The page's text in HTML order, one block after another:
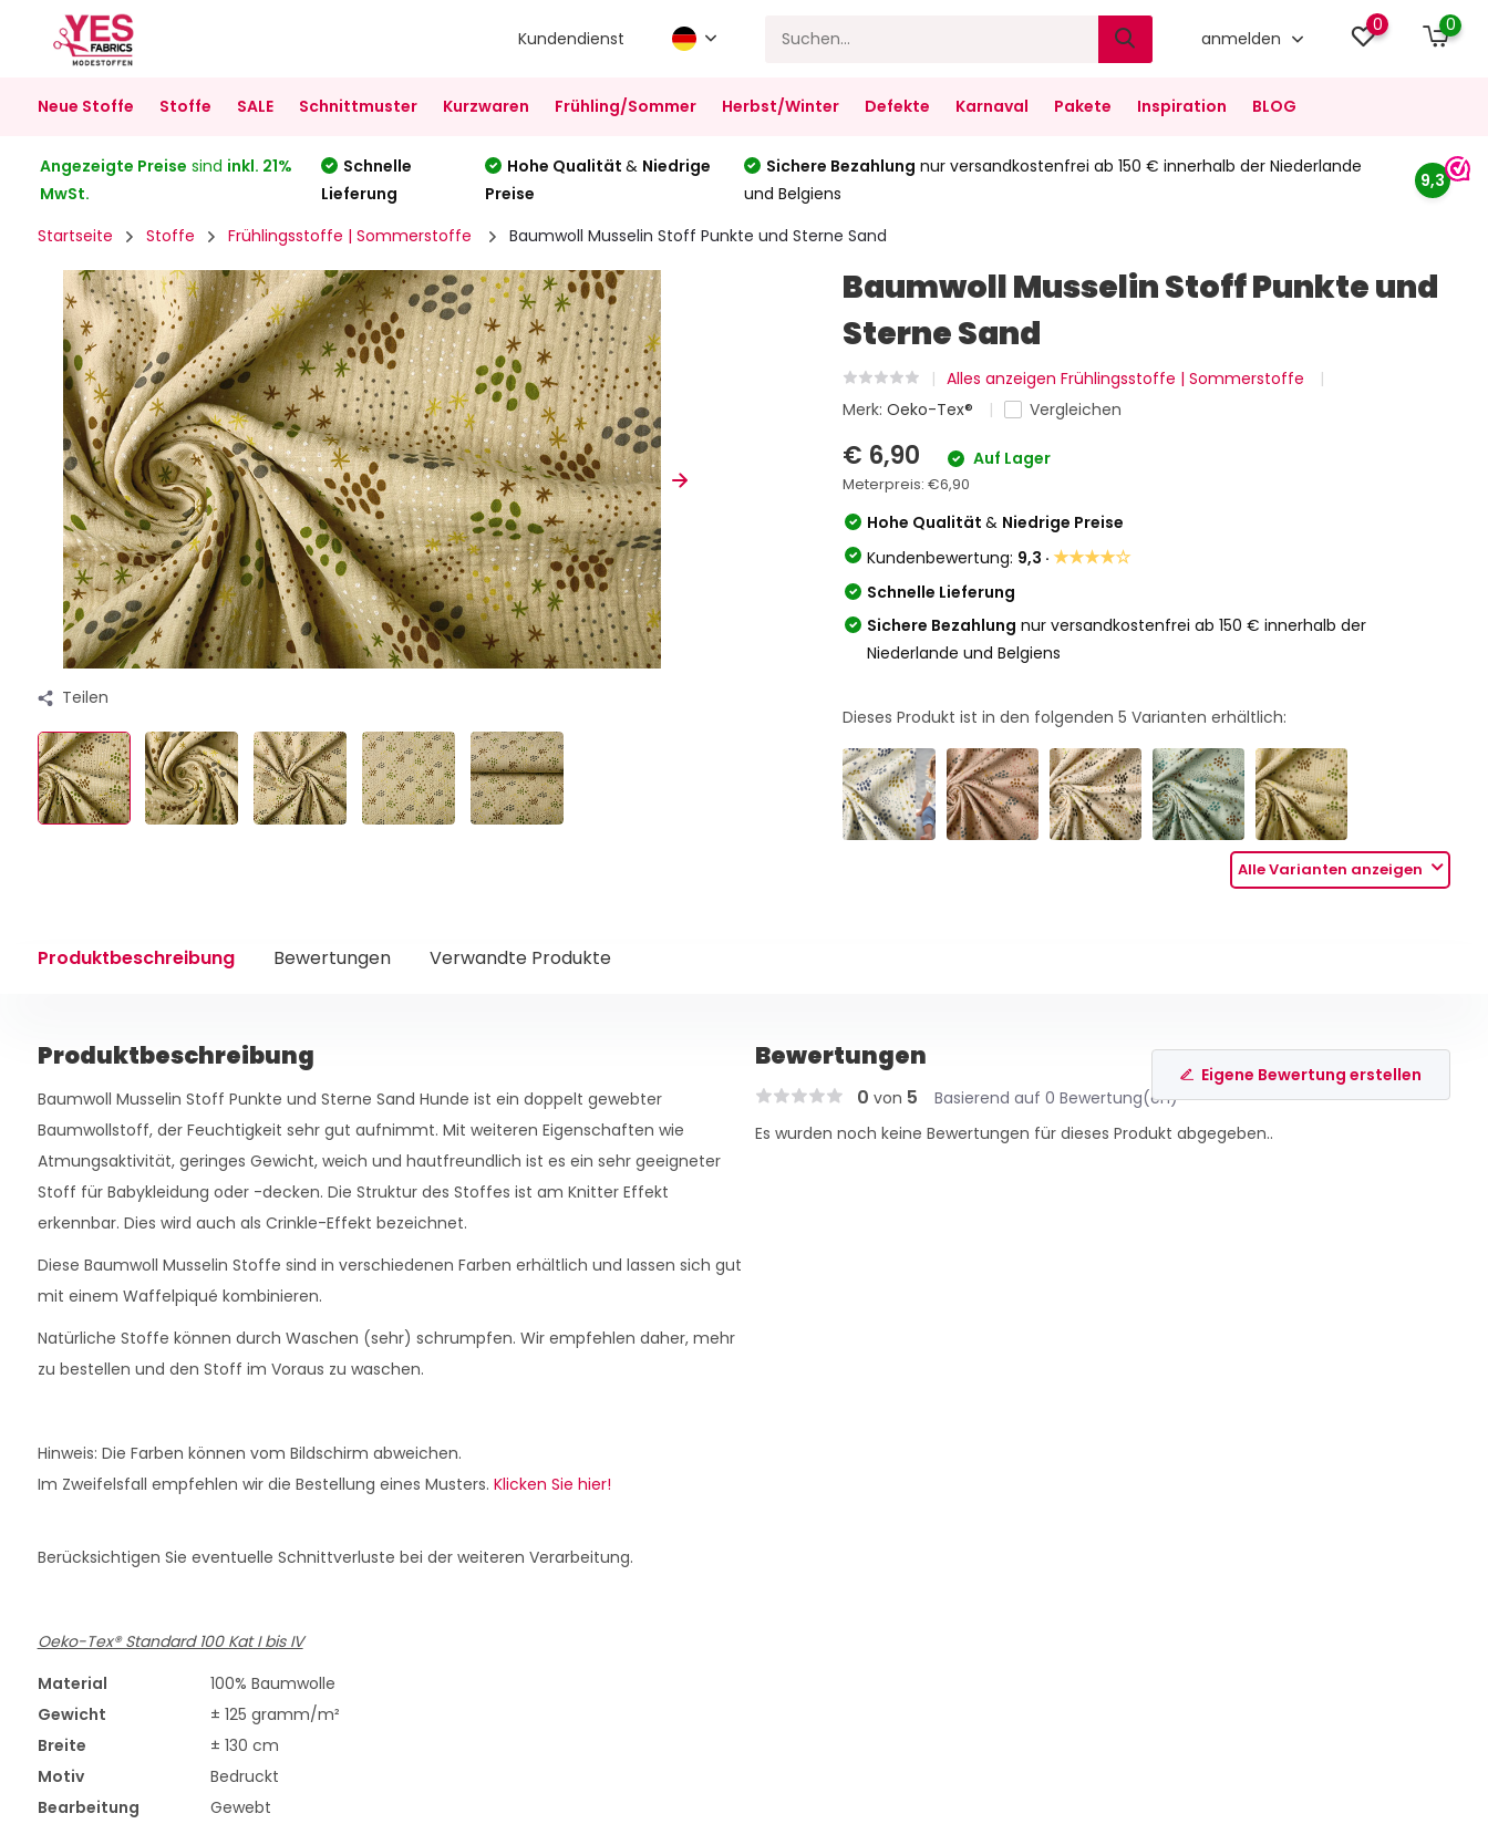
Kundendienst anmelden
0 0
Neue Stoffe Stoffe SALE Schnittmuster Kurzwaren Frühling/Sommer Herbst/Winter Defekte Karnaval Pakete Inspiration BLOG
Angezeigte Preise sind inkl. 21%
MwSt.
Schnelle
Lieferung
Hohe Qualität& Niedrige
Preise
Sichere Bezahlung nur versandkostenfrei ab 150 € innerhalb der Niederlande
und Belgiens
9,3
Startseite Stoffe Frühlingsstoffe | Sommerstoffe Baumwoll Musselin Stoff Punkte und Sterne Sand
Teilen
Baumwoll Musselin Stoff Punkte und
Sterne Sand
Alles anzeigen Frühlingsstoffe | Sommerstoffe
Merk:Oeko-Tex® Vergleichen
€ 6,90 Auf Lager
Meterpreis:€6,90
Hohe Qualität& Niedrige Preise
Kundenbewertung: 9,3 ·★★★★☆
Schnelle Lieferung
Sichere Bezahlung nur versandkostenfrei ab 150 € innerhalb der
Niederlande und Belgiens
Dieses Produkt ist in den folgenden5 Varianten erhältlich:
Alle Varianten anzeigen
Produktbeschreibung Bewertungen Verwandte Produkte
Produktbeschreibung
Baumwoll Musselin Stoff Punkte und Sterne Sand Hunde ist ein doppelt gewebter
Baumwollstoff, der Feuchtigkeit sehr gut aufnimmt. Mit weiteren Eigenschaften wie
Atmungsaktivität, geringes Gewicht, weich und hautfreundlich ist es ein sehr geeigneter
Stoff für Babykleidung oder -decken. Die Struktur des Stoffes ist am Knitter Effekt
erkennbar. Dies wird auch als Crinkle-Effekt bezeichnet.
Diese Baumwoll Musselin Stoffe sind in verschiedenen Farben erhältlich und lassen sich gut
mit einem Waffelpiqué kombinieren.
Natürliche Stoffe können durch Waschen (sehr) schrumpfen. Wir empfehlen daher, mehr
zu bestellen und den Stoff im Voraus zu waschen.
Hinweis: Die Farben können vom Bildschirm abweichen.
Im Zweifelsfall empfehlen wir die Bestellung eines Musters. Klicken Sie hier!
Berücksichtigen Sie eventuelle Schnittverluste bei der weiteren Verarbeitung.
Oeko-Tex® Standard 100 Kat I bis IV
Material
100% Baumwolle
Gewicht
± 125 gramm/m²
Breite
± 130 cm
Motiv
Bedruckt
Bearbeitung
Gewebt
Bewertungen
0 von 5 Basierend auf 0 Bewertung(en)
Eigene Bewertung erstellen
Es wurden noch keine Bewertungen für dieses Produkt abgegeben..